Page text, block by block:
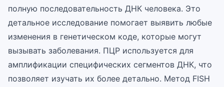
полную последовательность ДНК человека. Это
детальное исследование помогает выявить любые
изменения в генетическом коде, которые могут
вызывать заболевания. ПЦР используется для
амплификации специфических сегментов ДНК, что
позволяет изучать их более детально. Метод FISH